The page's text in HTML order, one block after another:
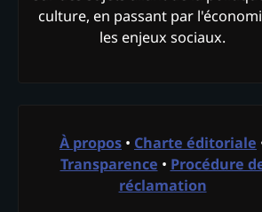
culture, en passant par
les enjeux sociaux.
À propos • Charte éditoriale
Transparence • Procédure
réclamation